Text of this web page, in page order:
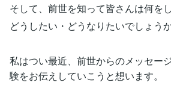
そして、前世を知って皆さんは何を
どうしたい・どうなりたいでしょう
私はつい最近、前世からのメッセー
験をお伝えしていこうと想います。